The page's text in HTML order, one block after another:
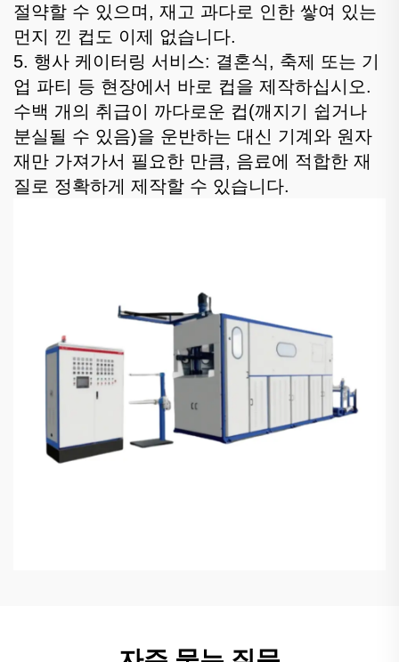
절약할 수 있으며, 재고 과다로 인한 쌓여 있는
먼지 낀 컵도 이제 없습니다.
5. 행사 케이터링 서비스: 결혼식, 축제 또는 기
업 파티 등 현장에서 바로 컵을 제작하십시오.
수백 개의 취급이 까다로운 컵(깨지기 쉽거나
분실될 수 있음)을 운반하는 대신 기계와 원자
재만 가져가서 필요한 만큼, 음료에 적합한 재
질로 정확하게 제작할 수 있습니다.